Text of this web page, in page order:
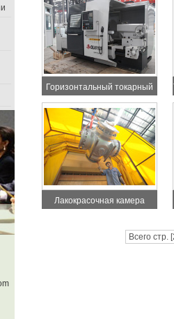
Горизонтальный токарный
станок с числовым
программным управлением
Лакокрасочная камера
Всего стр.